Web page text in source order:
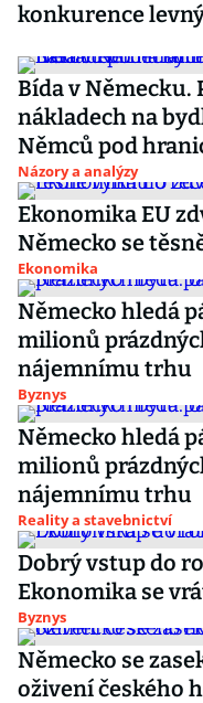
konkurence
Bída v Německu.
nákladech na
Němců pod
Názory a analýzy
Ekonomika EU
Německo se
Ekonomika
Německo hledá
milionů
nájemnímu trhu
Byznys
Německo hledá
milionů
nájemnímu trhu
Reality a stavebnictví
Dobrý vstup do
Ekonomika se
Byznys
Německo se
oživení českého